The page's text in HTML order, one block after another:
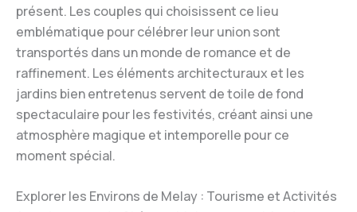
présent. Les couples qui choisissent ce lieu
emblématique pour célébrer leur union sont
transportés dans un monde de romance et de
raffinement. Les éléments architecturaux et les
jardins bien entretenus servent de toile de fond
spectaculaire pour les festivités, créant ainsi une
atmosphère magique et intemporelle pour ce
moment spécial.
Explorer les Environs de Melay : Tourisme et Activités